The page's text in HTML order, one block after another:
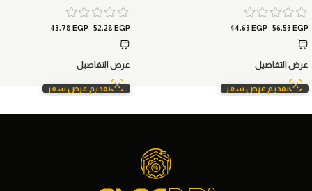
44,63 EGP–56,53 EGP
عرض التفاصيل
تقديم عرض سعر
43,78 EGP–52,28 EGP
عرض التفاصيل
تقديم عرض سعر